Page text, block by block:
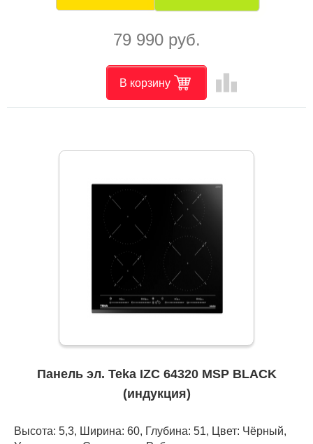
79 990 руб.
В корзину leaderboard
Панель эл. Teka IZC 64320 MSP BLACK
(индукция)
Высота: 5,3, Ширина: 60, Глубина: 51, Цвет: Чёрный,